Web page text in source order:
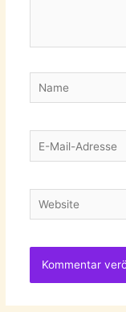
Name
E-
Mail-
Website